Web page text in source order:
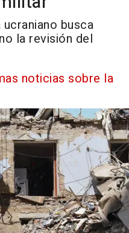
busca
la revisión del
noticias sobre la